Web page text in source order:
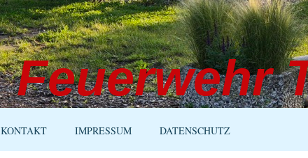
Feuerwehr
KONTAKT IMPRESSUM DATENSCHUTZ